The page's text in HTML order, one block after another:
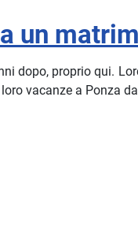
un
dopo, proprio qui.
vacanze a Ponza